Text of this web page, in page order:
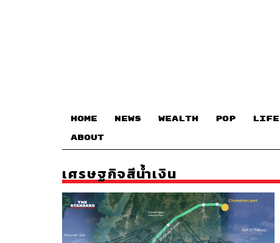
HOME NEWS WEALTH POP LIFE
ABOUT
เศรษฐกิจสีน้ำเงิน